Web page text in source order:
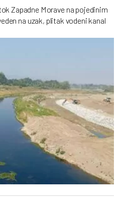
Zapadne Morave na pojedinim
na uzak, plitak vodeni kanal